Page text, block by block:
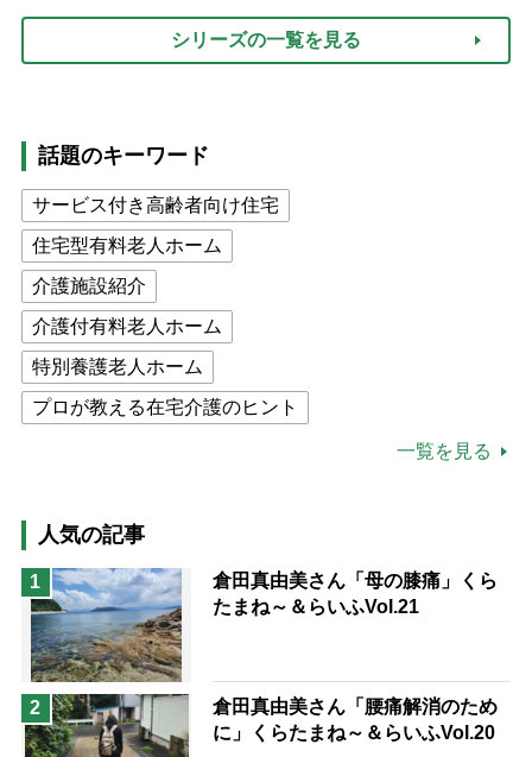
シリーズの一覧を見る
話題のキーワード
サービス付き高齢者向け住宅
住宅型有料老人ホーム
介護施設紹介
介護付有料老人ホーム
特別養護老人ホーム
プロが教える在宅介護のヒント
猫が母になつきません
息子の遠距離介護サバイバル術
兄がボケました
便利なサービス
予防法
一覧を見る
人気の記事
1
倉田真由美さん「母の膝痛」くら
たまね～＆らいふVol.21
2
倉田真由美さん「腰痛解消のため
に」くらたまね～＆らいふVol.20